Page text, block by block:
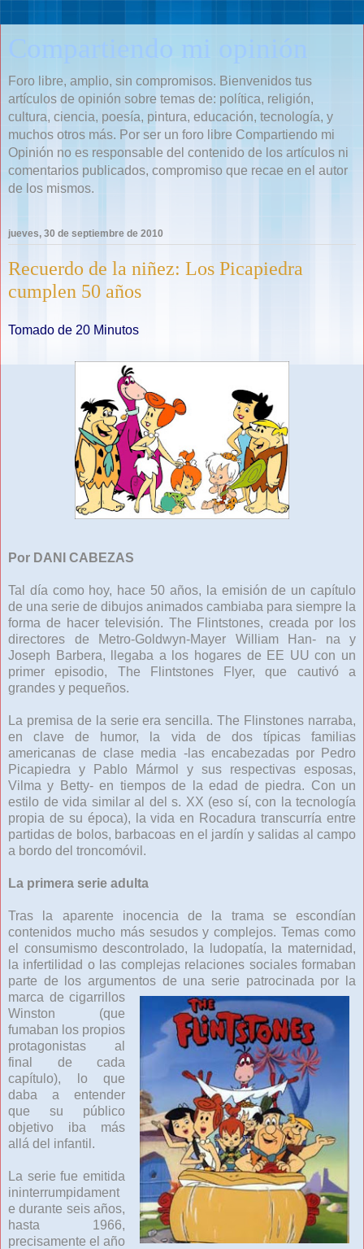
Compartiendo mi opinión
Foro libre, amplio, sin compromisos. Bienvenidos tus
artículos de opinión sobre temas de: política, religión,
cultura, ciencia, poesía, pintura, educación, tecnología, y
muchos otros más. Por ser un foro libre Compartiendo mi
Opinión no es responsable del contenido de los artículos ni
comentarios publicados, compromiso que recae en el autor
de los mismos.
jueves, 30 de septiembre de 2010
Recuerdo de la niñez: Los Picapiedra
cumplen 50 años
Tomado de 20 Minutos
Por DANI CABEZAS
Tal día como hoy, hace 50 años, la emisión de un capítulo
de una serie de dibujos animados cambiaba para siempre la
forma de hacer televisión. The Flintstones, creada por los
directores de Metro-Goldwyn-Mayer William Han- na y
Joseph Barbera, llegaba a los hogares de EE UU con un
primer episodio, The Flintstones Flyer, que cautivó a
grandes y pequeños.
La premisa de la serie era sencilla. The Flinstones narraba,
en clave de humor, la vida de dos típicas familias
americanas de clase media -las encabezadas por Pedro
Picapiedra y Pablo Mármol y sus respectivas esposas,
Vilma y Betty- en tiempos de la edad de piedra. Con un
estilo de vida similar al del s. XX (eso sí, con la tecnología
propia de su época), la vida en Rocadura transcurría entre
partidas de bolos, barbacoas en el jardín y salidas al campo
a bordo del troncomóvil.
La primera serie adulta
Tras la aparente inocencia de la trama se escondían
contenidos mucho más sesudos y complejos. Temas como
el consumismo descontrolado, la ludopatía, la maternidad,
la infertilidad o las complejas relaciones sociales formaban
parte de los argumentos de una serie patrocinada por la
marca de cigarrillos
Winston (que
fumaban los propios
protagonistas al
final de cada
capítulo), lo que
daba a entender
que su público
objetivo iba más
allá del infantil.
La serie fue emitida
ininterrumpidament
e durante seis años,
hasta 1966,
precisamente el año